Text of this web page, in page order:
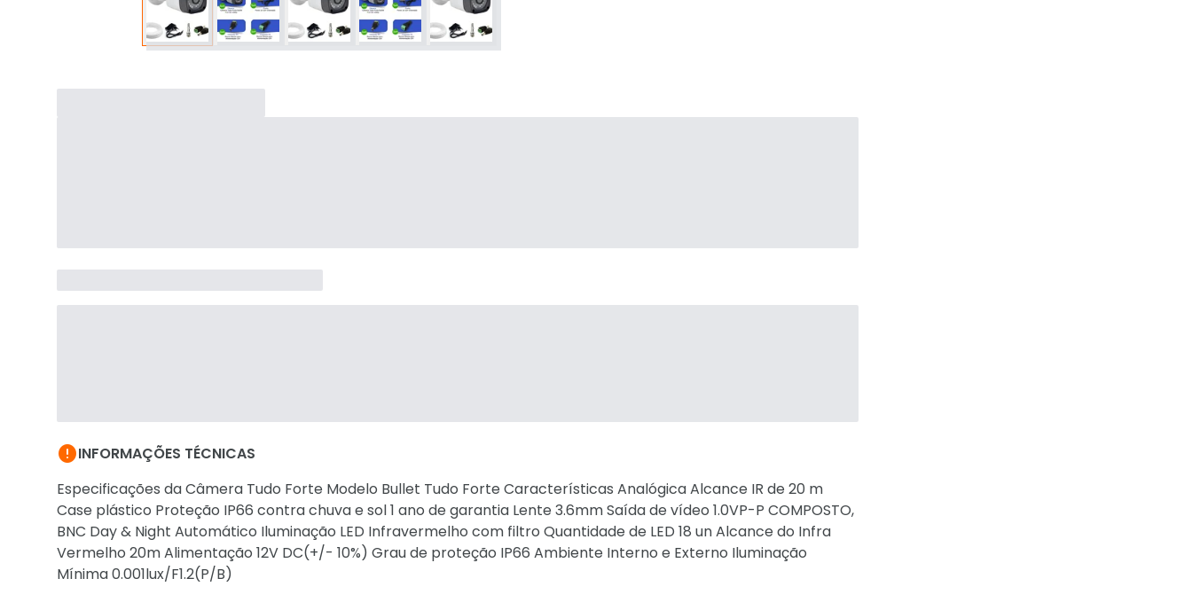
INFORMAÇÕES TÉCNICAS
Especificações da Câmera Tudo Forte Modelo Bullet Tudo Forte Características Analógica Alcance IR de 20 m
Case plástico Proteção IP66 contra chuva e sol 1 ano de garantia Lente 3.6mm Saída de vídeo 1.0VP-P COMPOSTO,
BNC Day & Night Automático Iluminação LED Infravermelho com filtro Quantidade de LED 18 un Alcance do Infra
Vermelho 20m Alimentação 12V DC(+/- 10%) Grau de proteção IP66 Ambiente Interno e Externo Iluminação
Mínima 0.001lux/F1.2(P/B)